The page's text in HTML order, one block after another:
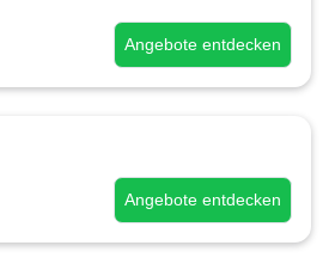
Angebote entdecken
Angebote entdecken